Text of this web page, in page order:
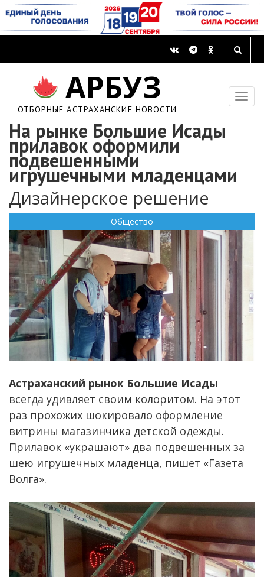
АРБУЗ
ОТБОРНЫЕ АСТРАХАНСКИЕ НОВОСТИ
На рынке Большие Исады
прилавок оформили
подвешенными
игрушечными младенцами
Дизайнерское решение
Общество
Астраханский рынок Большие Исады
всегда удивляет своим колоритом. На этот
раз прохожих шокировало оформление
витрины магазинчика детской одежды.
Прилавок «украшают» два подвешенных за
шею игрушечных младенца, пишет «Газета
Волга».